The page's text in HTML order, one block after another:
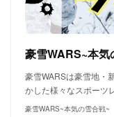
豪雪WARS~本気
豪雪WARSは豪雪地・
かした様々なスポーツ
豪雪WARS~本気の雪合戦~